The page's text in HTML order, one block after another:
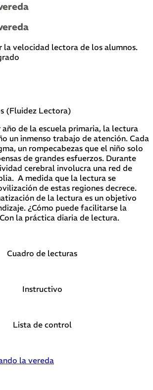
la velocidad lectora de los alumnos.
(Fluidez Lectora)
de la escuela primaria, la lectura
un inmenso trabajo de atención. Cada
un rompecabezas que el niño solo
de grandes esfuerzos. Durante
cerebral involucra una red de
A medida que la lectura se
de estas regiones decrece.
de la lectura es un objetivo
¿Cómo puede facilitarse la
la práctica diaria de lectura.
Cuadro de lecturas
Instructivo
Lista de control
la vereda